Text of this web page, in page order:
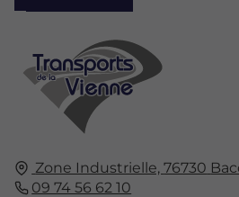
Zone Industrielle,76730
09 74 56 62 10